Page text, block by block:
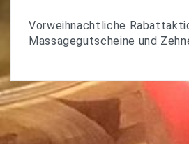
Vorweihnachtliche
Massagegutscheine und